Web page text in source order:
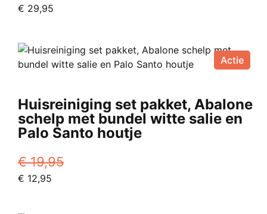
Oorspronkelijke
€ 49,95.
€ 29,95
€ 29,95.
Actie
Huisreiniging set pakket, Abalone
schelp met bundel witte salie en
Palo Santo houtje
€19,95
Oorspronkelijke
€ 12,95